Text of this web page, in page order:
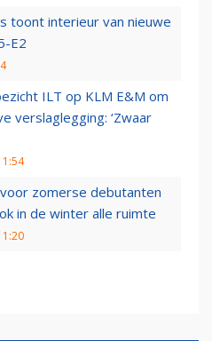
toont interieur van nieuwe
E2
ILT op KLM E&M om
verslaglegging: ‘Zwaar
zomerse debutanten
in de winter alle ruimte